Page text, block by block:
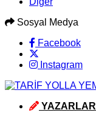
Sosyal Medya
Facebook
Instagram
YAZARLAR